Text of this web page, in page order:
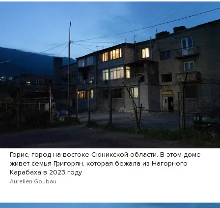
Горис, город на востоке Сюникской области. В этом доме
живет семья Григорян, которая бежала из Нагорного
Карабаха в 2023 году
Aurelien Goubau